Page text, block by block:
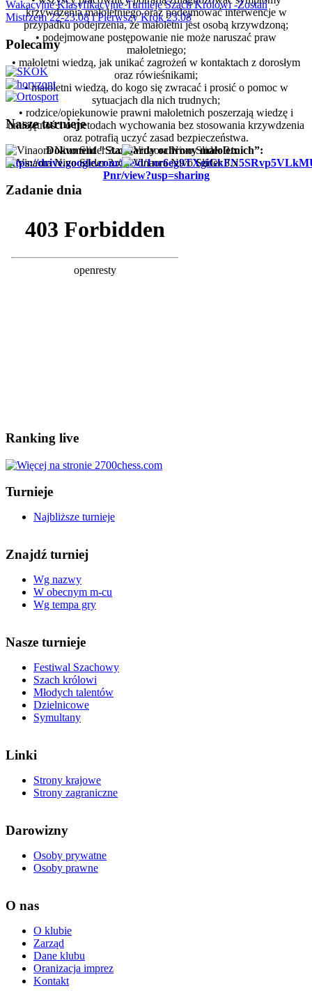
krzywdzenia małoletniego oraz podejmować interwencje w
przypadku podejrzenia, że małoletni jest osobą krzywdzoną;
• podejmowane postępowanie nie może naruszać praw
małoletniego;
• małoletni wiedzą, jak unikać zagrożeń w kontaktach z dorosłym
oraz rówieśnikami;
• małoletni wiedzą, do kogo się zwracać i prosić o pomoc w
sytuacjach dla nich trudnych;
• rodzice/opiekunowie prawni małoletnich poszerzają wiedzę i
umiejętności o metodach wychowania bez stosowania krzywdzenia
oraz potrafią uczyć zasad bezpieczeństwa.
Dokument "Standardy ochrony małoletnich”:
https://drive.google.com/file/d/
Pnr/view?usp=sharing
Wakacyjne Klasyfikacyjne Turnieje Szach Królowi -Zostań
Mistrzem 22-23.08 i Pierwszy Krok 23.08
Polecamy
Nasze turnieje
Zadanie dnia
Ranking live
Turnieje
Najbliższe turnieje
Znajdź turniej
Wg nazwy
W obecnym m-cu
Wg tempa gry
Nasze turnieje
Festiwal Szachowy
Szach królowi
Młodych talentów
Dzielnicowe
Symultany
Linki
Strony krajowe
Strony zagraniczne
Darowizny
Osoby prywatne
Osoby prawne
O nas
O klubie
Zarząd
Dane klubu
Oranizacja imprez
Kontakt